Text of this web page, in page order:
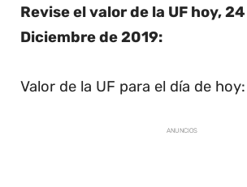
Revise el valor de la UF hoy,
Diciembre de 2019:
Valor de la UF para el día de hoy:
ANUNCIOS